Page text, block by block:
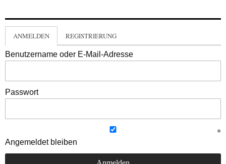
ANMELDEN REGISTRIERUNG
Benutzername oder E-Mail-Adresse
Passwort
Angemeldet bleiben